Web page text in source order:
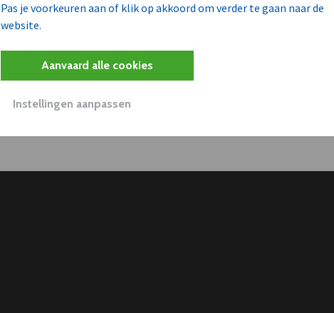
Pas je voorkeuren aan of klik op akkoord om verder te gaan naar de
website.
Aanvaard alle cookies
Instellingen aanpassen